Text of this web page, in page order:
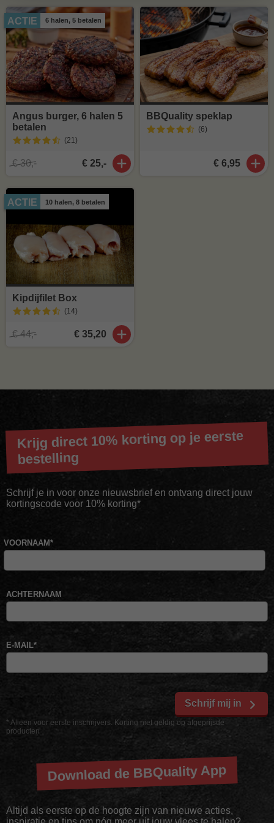
ACTIE 6 halen, 5 betalen
Angus burger, 6 halen 5
betalen
(21)
€ 30,- € 25,-
BBQuality speklap
(6)
€ 6,95
ACTIE 10 halen, 8 betalen
Kipdijfilet Box
(14)
€ 44,- € 35,20
Krijg direct 10% korting op je eerste
bestelling
Schrijf je in voor onze nieuwsbrief en ontvang direct jouw
kortingscode voor 10% korting*
* Alleen voor eerste inschrijvers. Korting niet geldig op afgeprijsde
producten
VOORNAAM*
ACHTERNAAM
E-MAIL*
Schrijf mij in
Download de BBQuality App
Altijd als eerste op de hoogte zijn van nieuwe acties,